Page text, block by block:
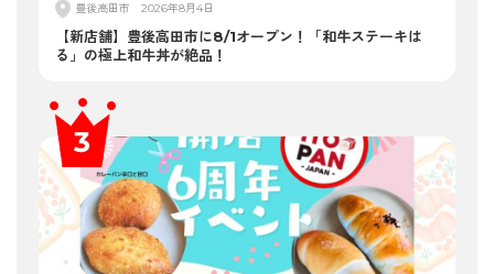
豊後高田市 2026年8月4日
【新店舗】豊後高田市に8/1オープン！「和牛ステーキは
る」の極上和牛丼が絶品！